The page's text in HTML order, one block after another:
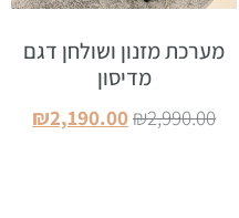
מערכת מזנון ושולחן דגם
מדיסון
₪2,990.00
₪2,190.00